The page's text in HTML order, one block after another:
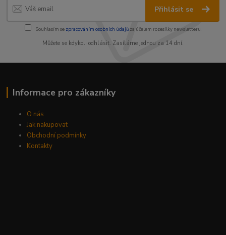
Přihlásit se
Souhlasím se zpracováním osobních údajůza účelem rozesílky newsletteru.
Můžete se kdykoli odhlásit. Zasíláme jednou za 14 dní.
Informace pro zákazníky
O nás
Jak nakupovat
Obchodní podmínky
Kontakty